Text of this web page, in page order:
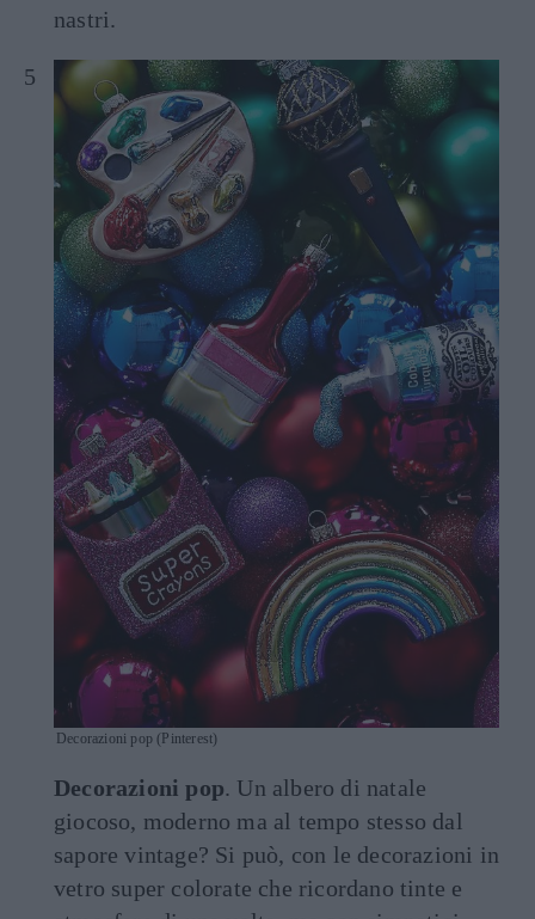
nastri.
Decorazioni pop (Pinterest)
Decorazioni pop. Un albero di natale
giocoso, moderno ma al tempo stesso dal
sapore vintage? Si può, con le decorazioni in
vetro super colorate che ricordano tinte e